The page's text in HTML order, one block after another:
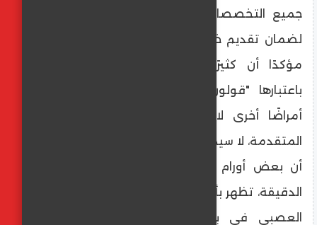
جميع التخصصات المرتبطة بالجهاز الهضمي
لضمان تقديم خدمة طبية متكاملة للمريض،
مؤكدًا أن كثيرًا من الحالات التي تُشخَّص
باعتبارها "قولون عصبي" قد تُخفي خلفها
أمراضًا أخرى لا تُكتشف إلا عبر الفحوصات
المتقدمة، لا سيما الفحوصات المناعية. وأوضح
أن بعض أورام القولون، أو التهابات القولون
الدقيقة، تظهر بأعراض مشابهة تمامًا للقولون
العصبي في بدايتها، ما يجعل التشخيص